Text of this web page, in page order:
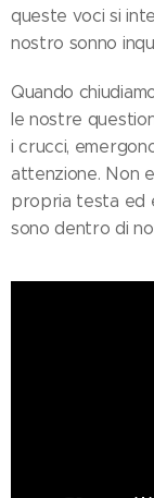
queste voci si
nostro sonno
Quando
le nostre
i crucci,
attenzione. Non
propria testa ed
sono dentro di